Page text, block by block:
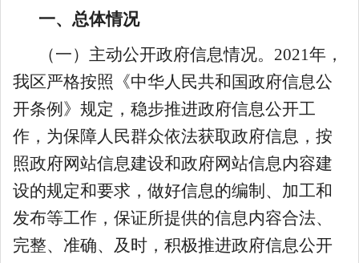
一、总体情况
（一）主动公开政府信息情况。2021年，
我区严格按照《中华人民共和国政府信息公
开条例》规定，稳步推进政府信息公开工
作，为保障人民群众依法获取政府信息，按
照政府网站信息建设和政府网站信息内容建
设的规定和要求，做好信息的编制、加工和
发布等工作，保证所提供的信息内容合法、
完整、准确、及时，积极推进政府信息公开